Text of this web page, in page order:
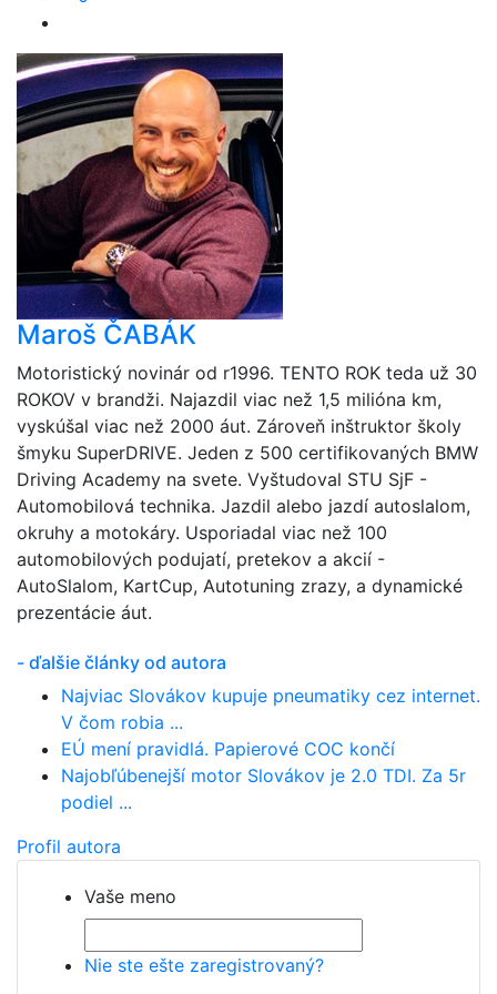
Maroš ČABÁK
Motoristický novinár od r1996. TENTO ROK teda už 30
ROKOV v brandži. Najazdil viac než 1,5 milióna km,
vyskúšal viac než 2000 áut. Zároveň inštruktor školy
šmyku SuperDRIVE. Jeden z 500 certifikovaných BMW
Driving Academy na svete. Vyštudoval STU SjF -
Automobilová technika. Jazdil alebo jazdí autoslalom,
okruhy a motokáry. Usporiadal viac než 100
automobilových podujatí, pretekov a akcií -
AutoSlalom, KartCup, Autotuning zrazy, a dynamické
prezentácie áut.
- ďalšie články od autora
Najviac Slovákov kupuje pneumatiky cez internet.
V čom robia ...
EÚ mení pravidlá. Papierové COC končí
Najobľúbenejší motor Slovákov je 2.0 TDI. Za 5r
podiel ...
Profil autora
Vaše meno
Nie ste ešte zaregistrovaný?